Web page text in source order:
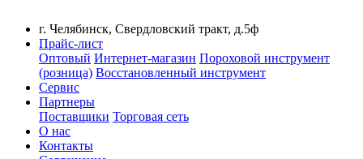
г. Челябинск, Свердловский тракт, д.5ф
Прайс-лист
Оптовый Интернет-магазин Пороховой инструмент
(розница) Восстановленный инструмент
Сервис
Партнеры
Поставщики Торговая сеть
О нас
Контакты